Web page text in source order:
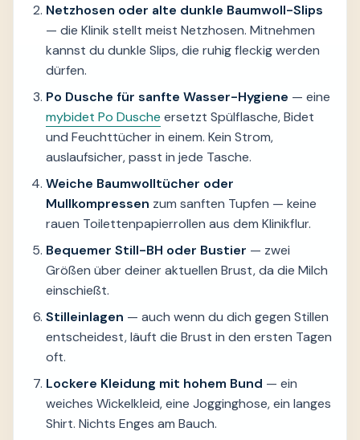
Netzhosen oder alte dunkle Baumwoll-Slips
— die Klinik stellt meist Netzhosen. Mitnehmen
kannst du dunkle Slips, die ruhig fleckig werden
dürfen.
Po Dusche für sanfte Wasser-Hygiene — eine
mybidet Po Dusche ersetzt Spülflasche, Bidet
und Feuchttücher in einem. Kein Strom,
auslaufsicher, passt in jede Tasche.
Weiche Baumwolltücher oder
Mullkompressen zum sanften Tupfen — keine
rauen Toilettenpapierrollen aus dem Klinikflur.
Bequemer Still-BH oder Bustier — zwei
Größen über deiner aktuellen Brust, da die Milch
einschießt.
Stilleinlagen — auch wenn du dich gegen Stillen
entscheidest, läuft die Brust in den ersten Tagen
oft.
Lockere Kleidung mit hohem Bund — ein
weiches Wickelkleid, eine Jogginghose, ein langes
Shirt. Nichts Enges am Bauch.